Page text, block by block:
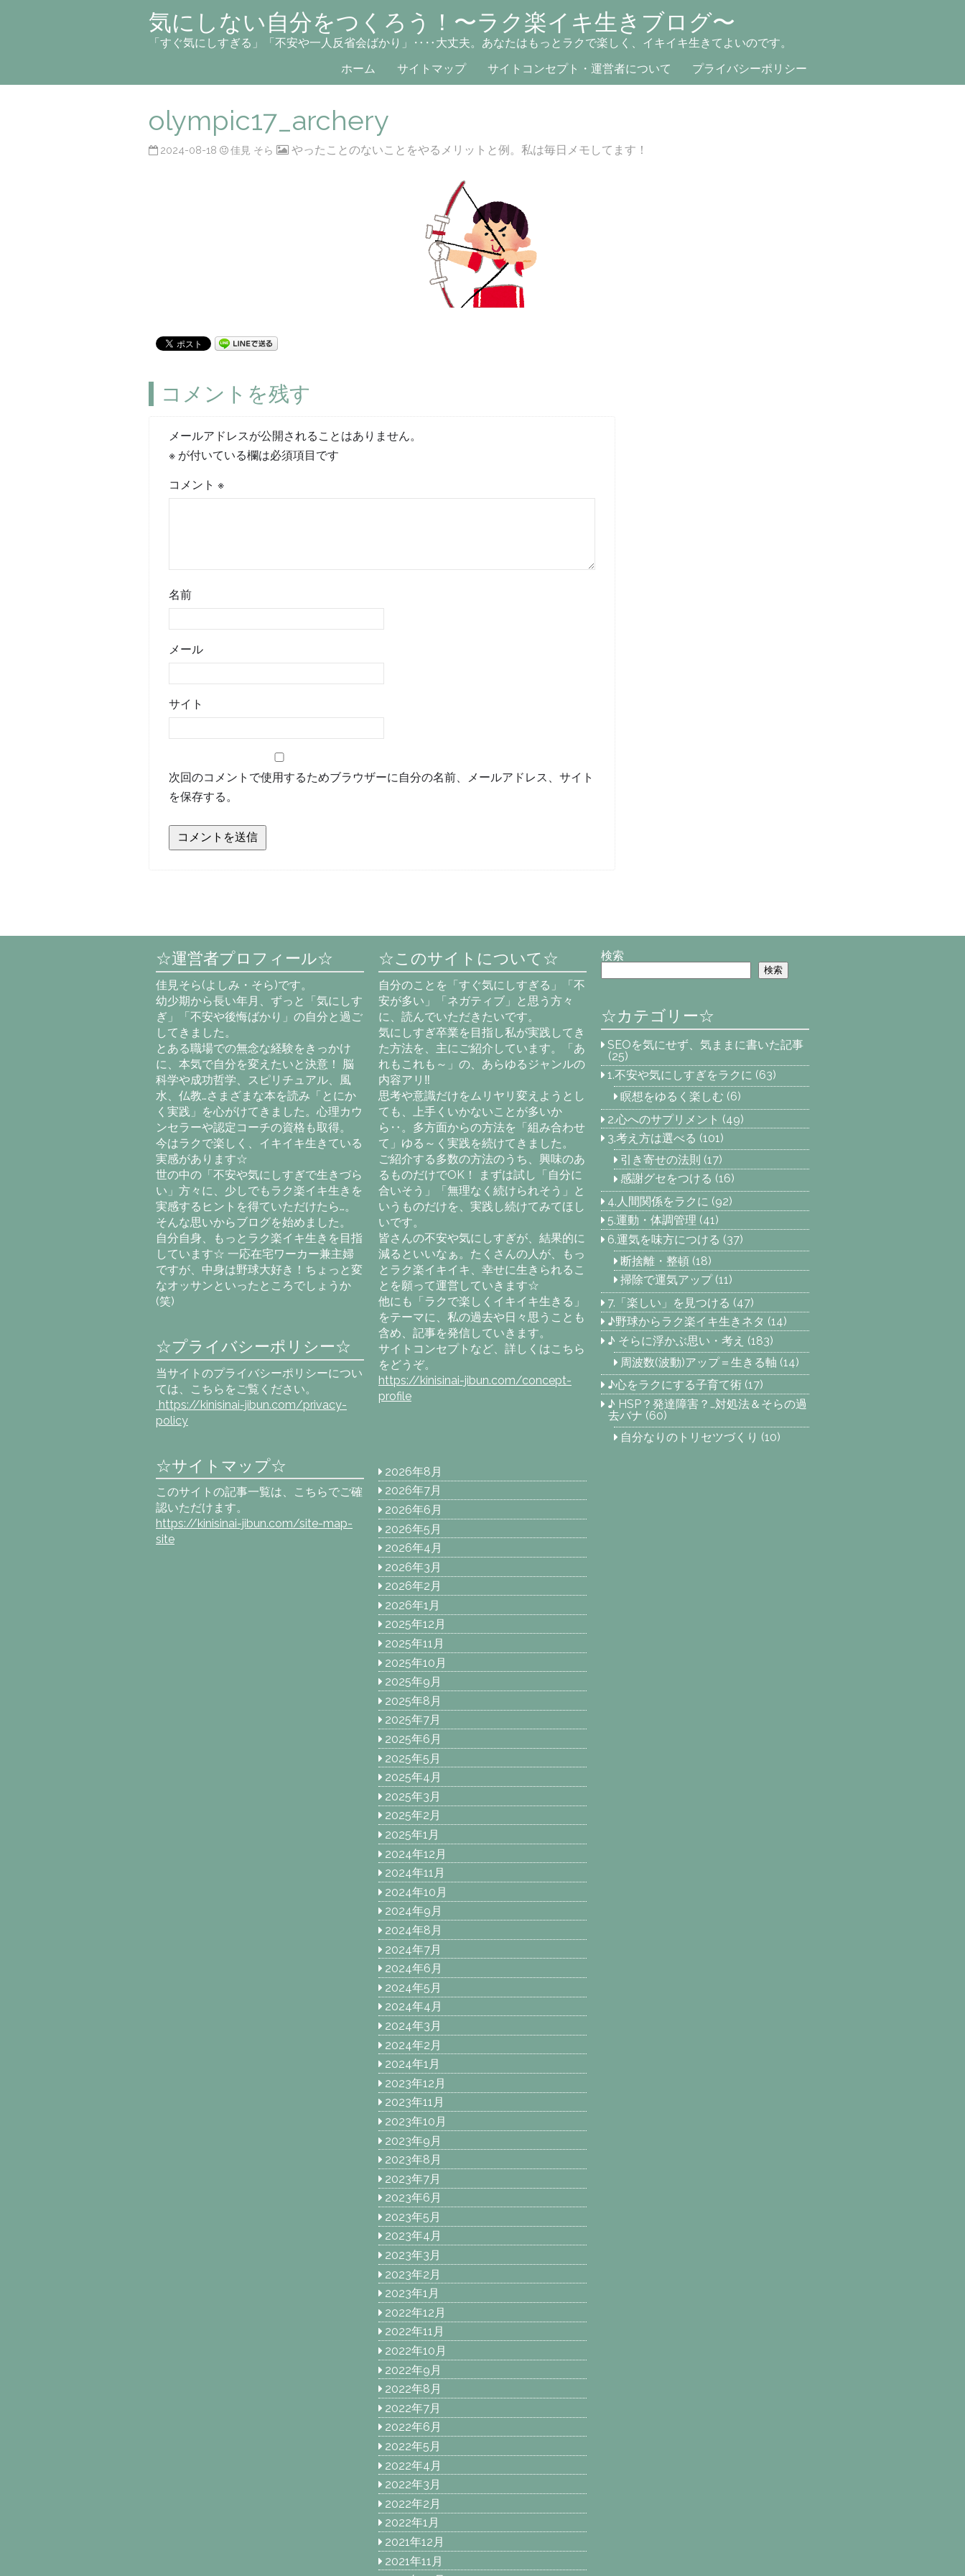
気にしない自分をつくろう！〜ラク楽イキ生きブログ〜
「すぐ気にしすぎる」「不安や一人反省会ばかり」‥‥大丈夫。あなたはもっとラクで楽しく、イキイキ生きてよいのです。
ホーム
サイトマップ サイトコンセプト・運営者について プライバシーポリシー
olympic17_archery
2024-08-18 佳見 そら やったことのないことをやるメリットと例。私は毎日メモしてます！
コメントを残す
メールアドレスが公開されることはありません。
※ が付いている欄は必須項目です
コメント※
名前
メール
サイト
次回のコメントで使用するためブラウザーに自分の名前、メールアドレス、サイト
を保存する。
☆運営者プロフィール☆
佳見そら(よしみ・そら)です。
幼少期から長い年月、ずっと「気にしす
ぎ」「不安や後悔ばかり」の自分と過ご
してきました。
とある職場での無念な経験をきっかけ
に、本気で自分を変えたいと決意！ 脳
科学や成功哲学、スピリチュアル、風
水、仏教…さまざまな本を読み「とにか
く実践」を心がけてきました。心理カウ
ンセラーや認定コーチの資格も取得。
今はラクで楽しく、イキイキ生きている
実感があります☆
世の中の「不安や気にしすぎで生きづら
い」方々に、少しでもラク楽イキ生きを
実感するヒントを得ていただけたら…。
そんな思いからブログを始めました。
自分自身、もっとラク楽イキ生きを目指
しています☆ 一応在宅ワーカー兼主婦
ですが、中身は野球大好き！ちょっと変
なオッサンといったところでしょうか
(笑)
☆このサイトについて☆
自分のことを「すぐ気にしすぎる」「不
安が多い」「ネガティブ」と思う方々
に、読んでいただきたいです。
気にしすぎ卒業を目指し私が実践してき
た方法を、主にご紹介しています。「あ
れもこれも～」の、あらゆるジャンルの
内容アリ‼
思考や意識だけをムリヤリ変えようとし
ても、上手くいかないことが多いか
ら‥。多方面からの方法を「組み合わせ
て」ゆる～く実践を続けてきました。
ご紹介する多数の方法のうち、興味のあ
るものだけでOK！ まずは試し「自分に
合いそう」「無理なく続けられそう」と
いうものだけを、実践し続けてみてほし
いです。
皆さんの不安や気にしすぎが、結果的に
減るといいなぁ。たくさんの人が、もっ
とラク楽イキイキ、幸せに生きられるこ
とを願って運営していきます☆
他にも「ラクで楽しくイキイキ生きる」
をテーマに、私の過去や日々思うことも
含め、記事を発信していきます。
サイトコンセプトなど、詳しくはこちら
をどうぞ。
https://kinisinai-jibun.com/concept-
profile
検索
検索
☆カテゴリー☆
SEOを気にせず、気ままに書いた記事
(25)
1.不安や気にしすぎをラクに (63)
瞑想をゆるく楽しむ (6)
2.心へのサプリメント (49)
3.考え方は選べる (101)
引き寄せの法則 (17)
感謝グセをつける (16)
4.人間関係をラクに (92)
5.運動・体調管理 (41)
6.運気を味方につける (37)
断捨離・整頓(18)
掃除で運気アップ(11)
7.「楽しい」を見つける (47)
♪野球からラク楽イキ生きネタ (14)
♪ そらに浮かぶ思い・考え (183)
周波数(波動)アップ＝生きる軸 (14)
♪心をラクにする子育て術 (17)
♪ HSP？発達障害？…対処法＆そらの過
去バナ (60)
自分なりのトリセツづくり (10)
☆プライバシーポリシー☆
当サイトのプライバシーポリシーについ
ては、こちらをご覧ください。
https://kinisinai-jibun.com/privacy-
policy
☆サイトマップ☆
このサイトの記事一覧は、こちらでご確
認いただけます。
https://kinisinai-jibun.com/site-map-
site
2026年8月
2026年7月
2026年6月
2026年5月
2026年4月
2026年3月
2026年2月
2026年1月
2025年12月
2025年11月
2025年10月
2025年9月
2025年8月
2025年7月
2025年6月
2025年5月
2025年4月
2025年3月
2025年2月
2025年1月
2024年12月
2024年11月
2024年10月
2024年9月
2024年8月
2024年7月
2024年6月
2024年5月
2024年4月
2024年3月
2024年2月
2024年1月
2023年12月
2023年11月
2023年10月
2023年9月
2023年8月
2023年7月
2023年6月
2023年5月
2023年4月
2023年3月
2023年2月
2023年1月
2022年12月
2022年11月
2022年10月
2022年9月
2022年8月
2022年7月
2022年6月
2022年5月
2022年4月
2022年3月
2022年2月
2022年1月
2021年12月
2021年11月